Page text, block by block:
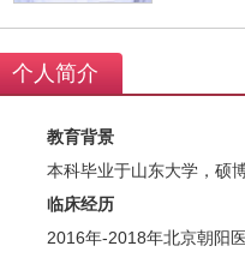
个人简介
教育背景
本科毕业于山东大学，硕博
临床经历
2016年-2018年北京朝阳医